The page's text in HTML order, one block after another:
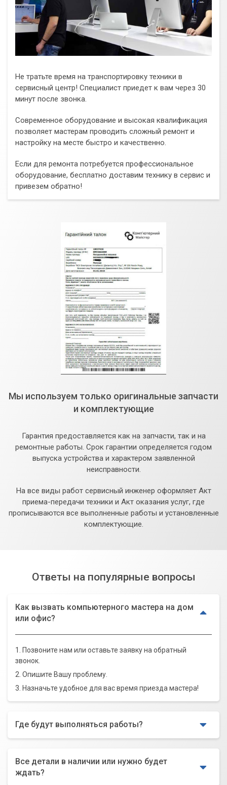
Не тратьте время на транспортировку техники в
сервисный центр! Специалист приедет к вам через 30
минут после звонка.
Современное оборудование и высокая квалификация
позволяет мастерам проводить сложный ремонт и
настройку на месте быстро и качественно.
Если для ремонта потребуется профессиональное
оборудование, бесплатно доставим технику в сервис и
привезем обратно!
Мы используем только оригинальные запчасти
и комплектующие
Гарантия предоставляется как на запчасти, так и на
ремонтные работы. Срок гарантии определяется годом
выпуска устройства и характером заявленной
неисправности.
На все виды работ сервисный инженер оформляет Акт
приема-передачи техники и Акт оказания услуг, где
прописываются все выполненные работы и установленные
комплектующие.
Ответы на популярные вопросы
Как вызвать компьютерного мастера на дом
или офис?
1. Позвоните нам или оставьте заявку на обратный
звонок.
2. Опишите Вашу проблему.
3. Назначьте удобное для вас время приезда мастера!
Где будут выполняться работы?
Все детали в наличии или нужно будет
ждать?